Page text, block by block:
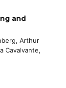
and
Arthur
Cavalvante,